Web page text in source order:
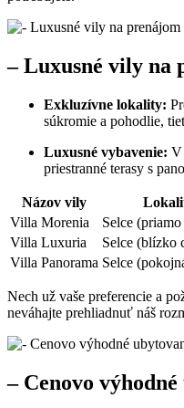
– Luxusné vily na
Exkluzívne lokality:
súkromie a pohodlie,
Luxusné vybavenie: V
priestranné terasy s
Názov vily
Villa Morenia
Selce
Villa Luxuria
Selce (blízko
Villa Panorama Selce
Nech už vaše preferencie a
neváhajte prehliadnuť náš
– Cenovo